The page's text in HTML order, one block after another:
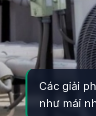
Các giải
như mái